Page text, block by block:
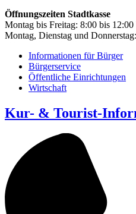
Öffnungszeiten Stadtkasse
Montag bis Freitag: 8:00 bis
Montag, Dienstag und
Informationen für Bürger
Bürgerservice
Öffentliche Einrichtungen
Wirtschaft
Kur- & Tourist-